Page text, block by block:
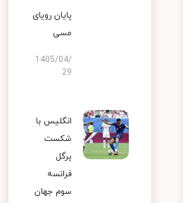
پایان رویای
مسی
1405/04/
29
انگلیس با
شکست
پرگل
فرانسه
سوم جهان